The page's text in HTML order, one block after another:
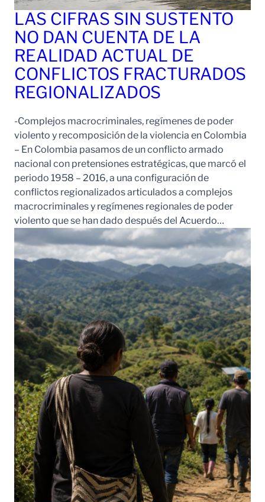
LAS CIFRAS SIN SUSTENTO
NO DAN CUENTA DE LA
REALIDAD ACTUAL DE
CONFLICTOS FRACTURADOS
REGIONALIZADOS
-Complejos macrocriminales, regímenes de poder
violento y recomposición de la violencia en Colombia
– En Colombia pasamos de un conflicto armado
nacional con pretensiones estratégicas, que marcó el
periodo 1958 – 2016, a una configuración de
conflictos regionalizados articulados a complejos
macrocriminales y regímenes regionales de poder
violento que se han dado después del Acuerdo…